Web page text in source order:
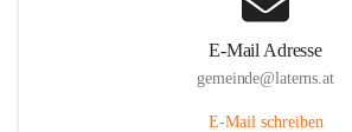
E-Mail Adresse
gemeinde@laterns.at
E-Mail schreiben